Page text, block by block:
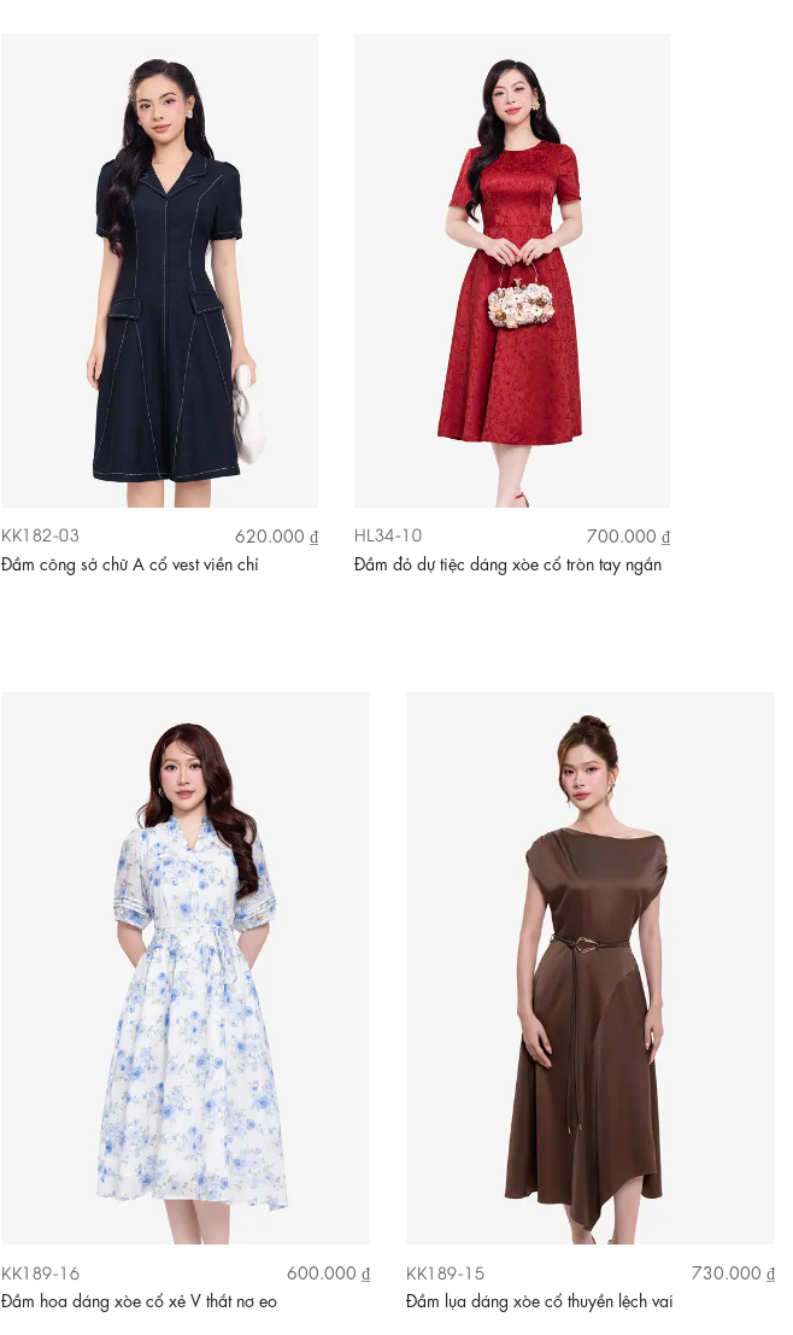
KK182-03
620.000 ₫
Đầm công sở chữ A cổ vest viền chỉ
HL34-10
700.000 ₫
Đầm đỏ dự tiệc dáng xòe cổ tròn tay ngắn
KK189-16
600.000 ₫
Đầm hoa dáng xòe cổ xẻ V thắt nơ eo
KK189-15
730.000 ₫
Đầm lụa dáng xòe cổ thuyền lệch vai